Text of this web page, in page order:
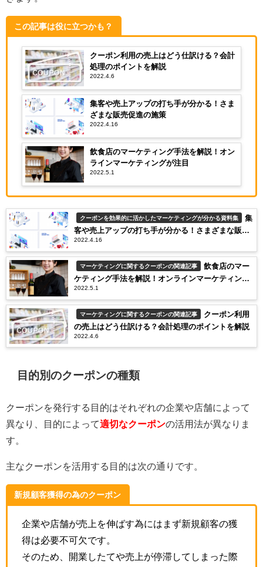
この記事は役に立つかも？
クーポン利用の売上はどう仕訳ける？会計
処理のポイントを解説
2022.4.6
集客や売上アップの打ち手が分かる！さま
ざまな販売促進の施策
2022.4.16
飲食店のマーケティング手法を解説！オン
ラインマーケティングが注目
2022.5.1
クーポンを効果的に活かしたマーケティングが分かる資料集
集
客や売上アップの打ち手が分かる！さまざまな販売
促進の施策
2022.4.16
マーケティングに関するクーポンの関連記事
飲食店のマー
ケティング手法を解説！オンラインマーケティング
が注目
2022.5.1
マーケティングに関するクーポンの関連記事
クーポン利用
の売上はどう仕訳ける？会計処理のポイントを解説
2022.4.6
目的別のクーポンの種類
クーポンを発行する目的はそれぞれの企業や店舗によって
異なり、目的によって適切なクーポンの活用法が異なりま
す。
主なクーポンを活用する目的は次の通りです。
新規顧客獲得の為のクーポン
企業や店舗が売上を伸ばす為にはまず新規顧客の獲
得は必要不可欠です。
そのため、開業したてや売上が停滞してしまった際